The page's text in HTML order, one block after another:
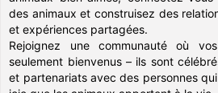
des animaux et construisez des
et expériences partagées.
Rejoignez une communauté où
seulement bienvenus – ils sont
et partenariats avec des personnes